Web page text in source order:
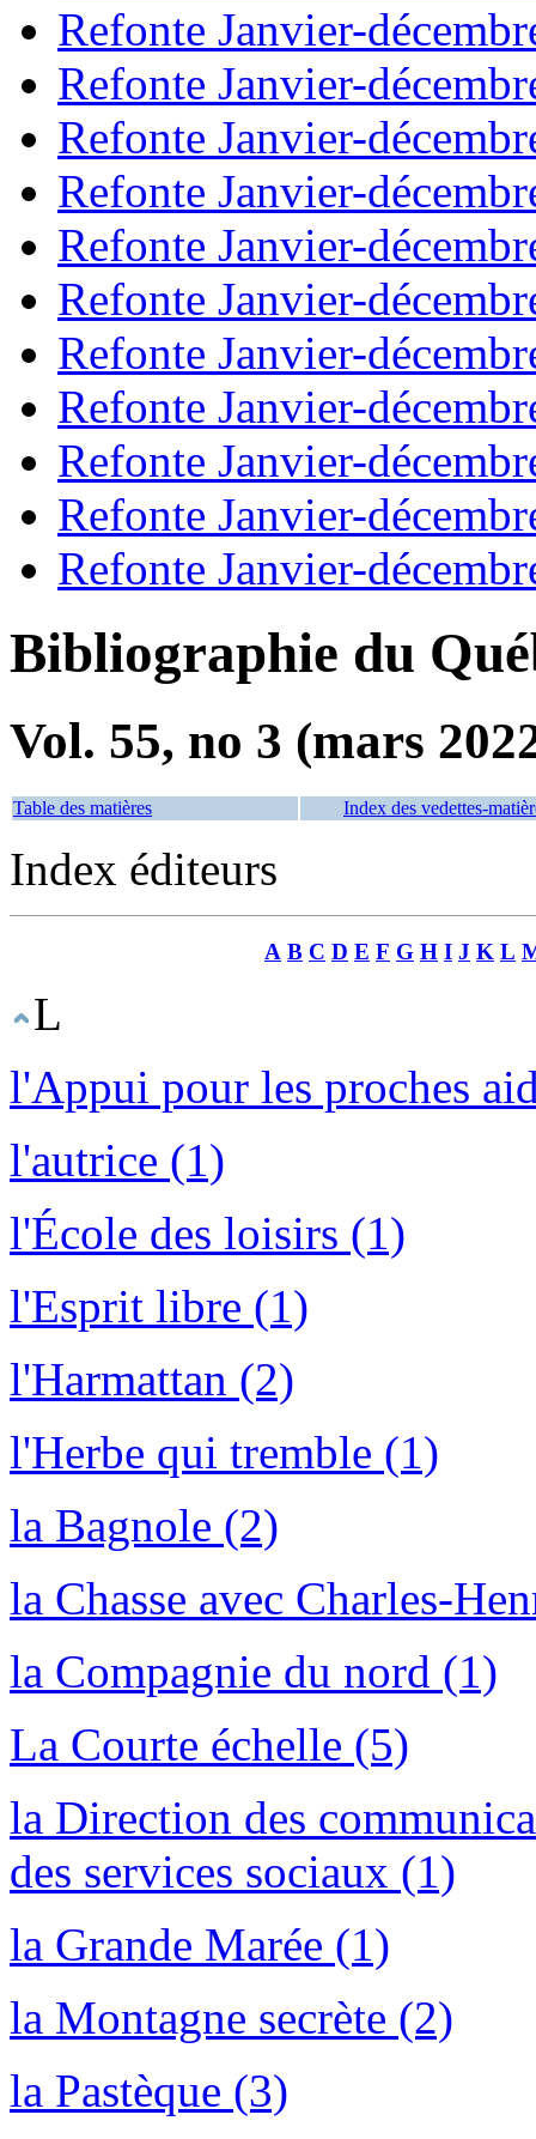
Refonte Janvier-
Refonte Janvier-
Refonte Janvier-
Refonte Janvier-
Refonte Janvier-
Refonte Janvier-
Refonte Janvier-
Refonte Janvier-
Refonte Janvier-
Refonte Janvier-
Refonte Janvier-
Bibliographie du
Vol. 55, no 3 (mars
Table des matières Index des vedettes-
Index éditeurs
A B C D E F G H I J K L
L
l'Appui pour les proches
l'autrice (1)
l'École des loisirs (1)
l'Esprit libre (1)
l'Harmattan (2)
l'Herbe qui tremble (1)
la Bagnole (2)
la Chasse avec Charles-
la Compagnie du nord (1)
La Courte échelle (5)
la Direction des
des services sociaux (1)
la Grande Marée (1)
la Montagne secrète (2)
la Pastèque (3)